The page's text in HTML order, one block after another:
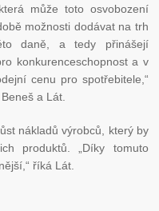
může toto osvobození
možnosti dodávat na trh
daně, a tedy přinášejí
konkurenceschopnost a v
cenu pro spotřebitele,“
a Lát.
nákladů výrobců, který by
produktů. „Díky tomuto
říká Lát.